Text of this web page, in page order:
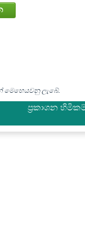
මෙහෙයවනු ලැබේ.
ප්‍රකාශන